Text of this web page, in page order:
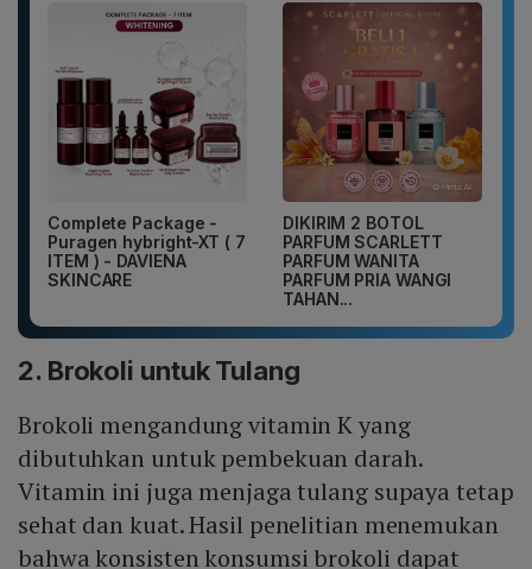
Complete Package -
Puragen hybright-XT ( 7
ITEM ) - DAVIENA
SKINCARE
DIKIRIM 2 BOTOL
PARFUM SCARLETT
PARFUM WANITA
PARFUM PRIA WANGI
TAHAN...
2. Brokoli untuk Tulang
Brokoli mengandung vitamin K yang
dibutuhkan untuk pembekuan darah.
Vitamin ini juga menjaga tulang supaya tetap
sehat dan kuat. Hasil penelitian menemukan
bahwa konsisten konsumsi brokoli dapat